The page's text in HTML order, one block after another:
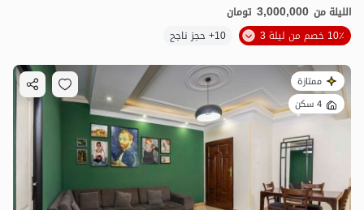
الليلة من 3,000,000 تومان
10٪ خصم من ليلة 3
10+ حجز ناجح
ممتازة
4 سكن